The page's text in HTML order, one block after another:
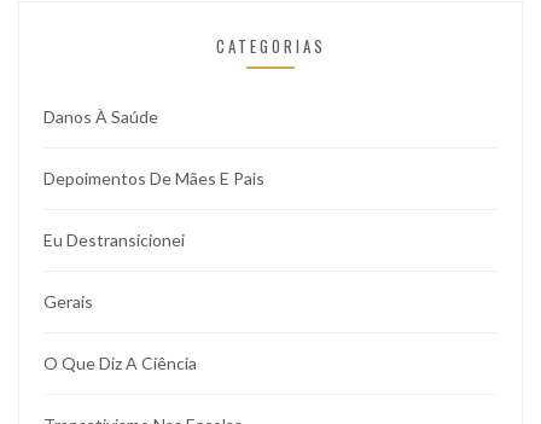
CATEGORIAS
Danos À Saúde
Depoimentos De Mães E Pais
Eu Destransicionei
Gerais
O Que Diz A Ciência